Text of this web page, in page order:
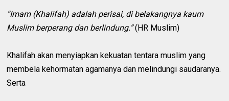
“Imam (Khalifah) adalah perisai, di belakangnya kaum
Muslim berperang dan berlindung.”(HR Muslim)
Khalifah akan menyiapkan kekuatan tentara muslim yang
membela kehormatan agamanya dan melindungi saudaranya.
Serta